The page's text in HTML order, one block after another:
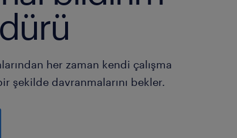
her zaman kendi çalışma
şekilde davranmalarını bekler.